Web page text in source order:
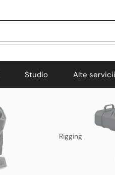
Studio Alte servicii
Rigging